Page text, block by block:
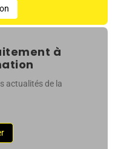
à
actualités de la